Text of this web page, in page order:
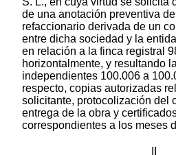
de una anotación preventiva
refaccionario derivada de un
entre dicha sociedad y la
en relación a la finca registral
horizontalmente, y resultando
independientes 100.006 a
respecto, copias autorizadas
solicitante, protocolización del
entrega de la obra y
correspondientes a los meses